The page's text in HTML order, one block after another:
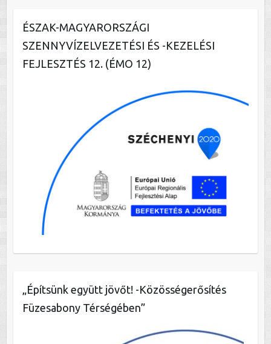
ÉSZAK-MAGYARORSZÁGI
SZENNYVÍZELVEZETÉSI ÉS -KEZELÉSI
FEJLESZTÉS 12. (ÉMO 12)
„Építsünk együtt jövőt! -Közösségerősítés
Füzesabony Térségében”